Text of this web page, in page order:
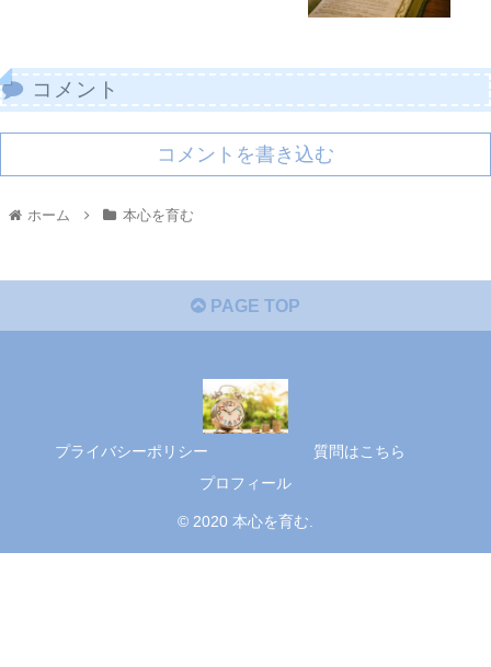
コメント
コメントを書き込む
ホーム 本心を育む
PAGE TOP
プライバシーポリシー
質問はこちら
プロフィール
© 2020 本心を育む.